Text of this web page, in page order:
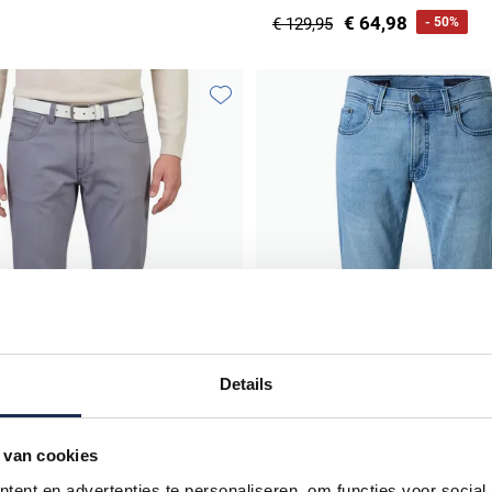
Details
cookies
€ 129,95 € 64,98 - 50%
Toevoegen aan favorieten